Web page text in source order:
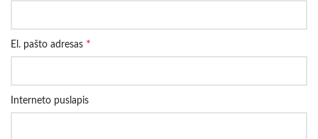
El. pašto adresas *
Interneto puslapis